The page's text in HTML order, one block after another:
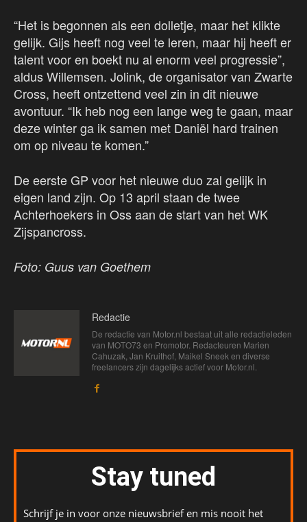
“Het is begonnen als een dolletje, maar het klikte
gelijk. Gijs heeft nog veel te leren, maar hij heeft er
talent voor en boekt nu al enorm veel progressie”,
aldus Willemsen. Jolink, de organisator van Zwarte
Cross, heeft ontzettend veel zin in dit nieuwe
avontuur. “Ik heb nog een lange weg te gaan, maar
deze winter ga ik samen met Daniël hard trainen
om op niveau te komen.”
De eerste GP voor het nieuwe duo zal gelijk in
eigen land zijn. Op 13 april staan de twee
Achterhoekers in Oss aan de start van het WK
Zijspancross.
Foto: Guus van Goethem
Redactie
De redactie van Motor.nl bestaat uit alle redactieleden
van MOTO73 en Promotor. Redacteuren Marien
Cahuzak, Jan Kruithof, Maikel Sneek en diverse
freelancers zijn dagelijks actief voor Motor.nl.
Stay tuned
Schrijf je in voor onze nieuwsbrief en mis nooit het